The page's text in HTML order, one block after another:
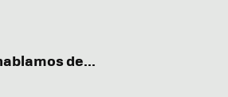
de...